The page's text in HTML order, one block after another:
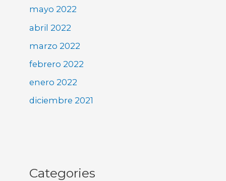
mayo 2022
abril 2022
marzo 2022
febrero 2022
enero 2022
diciembre 2021
Categories